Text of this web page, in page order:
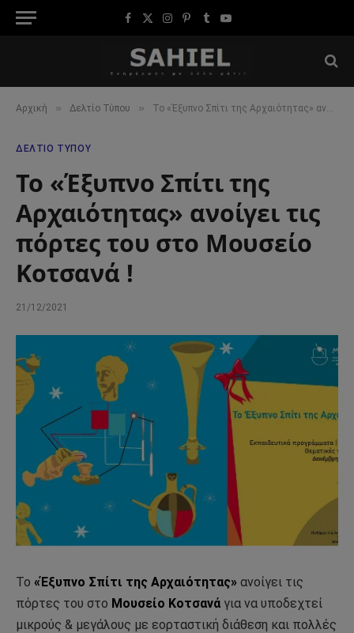
Facebook
X
Instagram
Pinterest
TumblrYouTube
Αρχική » Δελτίο Τύπου » Το «Έξυπνο Σπίτι της Αρχαιότητας» ανοίγει τις πόρτες του στο Μουσείο Κοτσανά !
ΔΕΛΤΊΟ ΤΎΠΟΥ
Το «Έξυπνο Σπίτι της
Αρχαιότητας» ανοίγει τις
πόρτες του στο Μουσείο
Κοτσανά !
21/12/2021
Το «Έξυπνο Σπίτι της Αρχαιότητας» ανοίγει τις
πόρτες του στο Μουσείο Κοτσανά για να υποδεχτεί
μικρούς & μεγάλους με εορταστική διάθεση και πολλές